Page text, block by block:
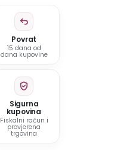
Povrat
15 dana od
dana kupovine
Sigurna
kupovina
Fiskalni račun i
provjerena
trgovina